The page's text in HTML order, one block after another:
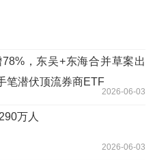
，东吴+东海合并草案出
笔潜伏顶流券商ETF
2026-06-03
万人
2026-06-03